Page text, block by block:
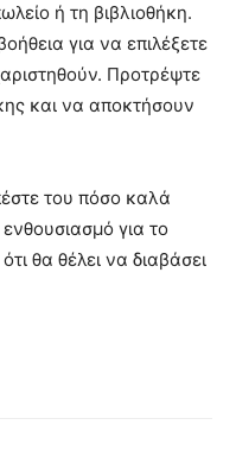
ή τη βιβλιοθήκη.
για να επιλέξετε
Προτρέψτε
και να αποκτήσουν
του πόσο καλά
για το
θα θέλει να διαβάσει